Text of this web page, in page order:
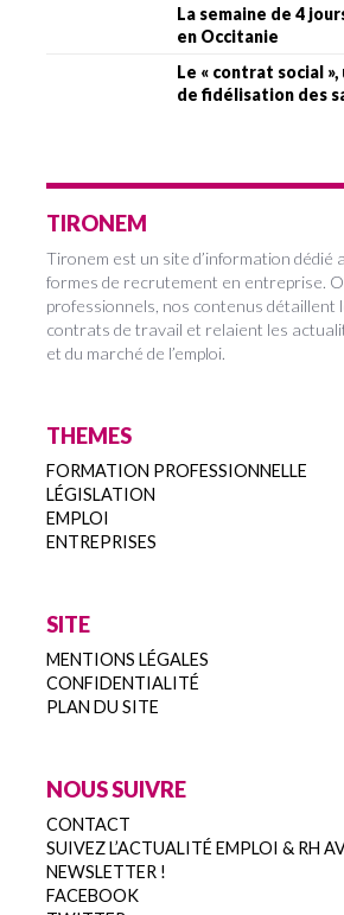
La semaine de 4
en Occitanie
Le « contrat social
de fidélisation des
TIRONEM
Tironem est un site d’information dédié
formes de recrutement en entreprise.
professionnels, nos contenus détaillent
contrats de travail et relaient les
et du marché de l’emploi.
THEMES
FORMATION PROFESSIONNELLE
LÉGISLATION
EMPLOI
ENTREPRISES
SITE
MENTIONS LÉGALES
CONFIDENTIALITÉ
PLAN DU SITE
NOUS SUIVRE
CONTACT
SUIVEZ L’ACTUALITÉ EMPLOI & RH
NEWSLETTER !
FACEBOOK